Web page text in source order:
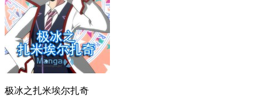
极冰之扎米埃尔扎奇